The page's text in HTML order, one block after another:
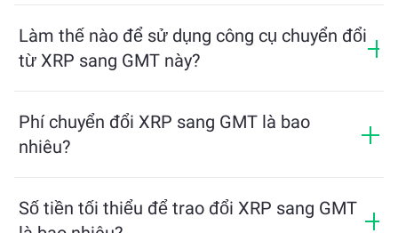
nhiêu GMT khi đổi lấy XRP. Tỷ giá này dao động theo
điều kiện thị trường, cung và cầu, và tính thanh khoản.
Làm thế nào để sử dụng công cụ chuyển đổi
từ XRP sang GMT này?
tính toán số lượng GMT ước tính mà bạn sẽ nhận
được. Sau đó, làm theo các bước để hoàn tất giao
Phí chuyển đổi XRP sang GMT là bao
nhiêu?
thanh khoản và điều kiện thị trường. ChangeNOW
cung cấp tỷ lệ cạnh tranh mà không có phí ẩn, và số
Số tiền tối thiểu để trao đổi XRP sang GMT